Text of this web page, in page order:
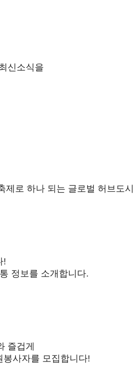
신소식을
제로 하나 되는 글로벌 허브도시
!
정보를 소개합니다.
즐겁게
사자를 모집합니다!